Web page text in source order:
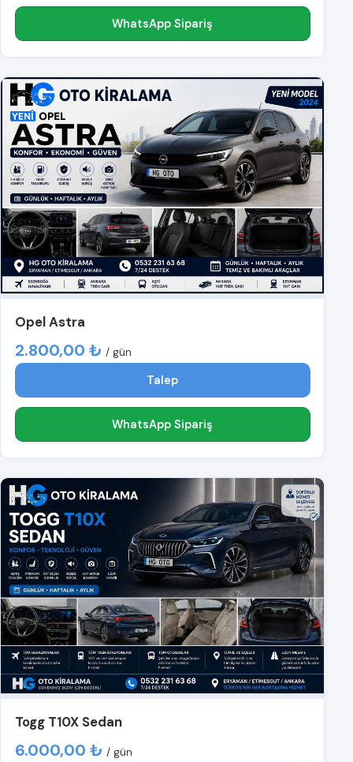
WhatsApp Sipariş
Opel Astra
2.800,00 ₺ / gün
Talep
WhatsApp Sipariş
Togg T10X Sedan
6.000,00 ₺ / gün